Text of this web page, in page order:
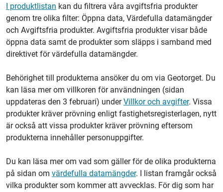
I produktlistan kan du filtrera våra avgiftsfria produkter
genom tre olika filter: Öppna data, Värdefulla datamängder
och Avgiftsfria produkter. Avgiftsfria produkter visar både
öppna data samt de produkter som släpps i samband med
direktivet för värdefulla datamängder.
Behörighet till produkterna ansöker du om via Geotorget. Du
kan läsa mer om villkoren för användningen (sidan
uppdateras den 3 februari) underVillkor och avgifter. Vissa
produkter kräver prövning enligt fastighetsregisterlagen, nytt
är också att vissa produkter kräver prövning eftersom
produkterna innehåller personuppgifter.
Du kan läsa mer om vad som gäller för de olika produkterna
på sidan om värdefulla datamängder. I listan framgår också
vilka produkter som kommer att avvecklas. För dig som har